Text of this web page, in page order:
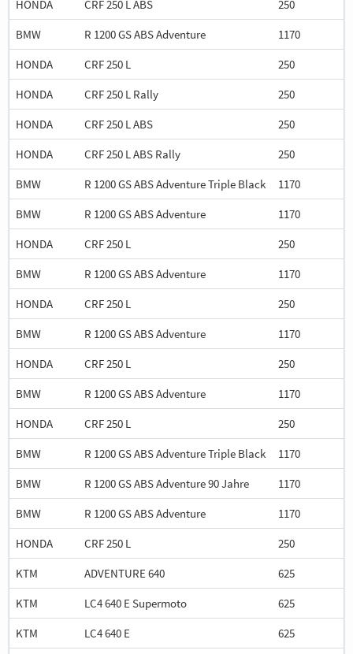
HONDA CRF 250 L ABS 250
BMW
R 1200 GS ABS Adventure 1170
HONDA
CRF 250 L 250
HONDA
CRF 250 L Rally 250
HONDA
CRF 250 L ABS 250
HONDA
CRF 250 L ABS Rally 250
BMW
R 1200 GS ABS Adventure Triple Black 1170
BMW
R 1200 GS ABS Adventure 1170
HONDA
CRF 250 L 250
BMW
R 1200 GS ABS Adventure 1170
HONDA
CRF 250 L 250
BMW
R 1200 GS ABS Adventure 1170
HONDA
CRF 250 L 250
BMW
R 1200 GS ABS Adventure 1170
HONDA
CRF 250 L 250
BMW
R 1200 GS ABS Adventure Triple Black 1170
BMW
R 1200 GS ABS Adventure 90 Jahre 1170
BMW
R 1200 GS ABS Adventure 1170
HONDA
CRF 250 L 250
KTM
ADVENTURE 640 625
KTM
LC4 640 E Supermoto 625
KTM
LC4 640 E 625